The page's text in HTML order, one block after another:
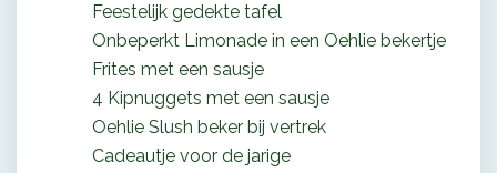
Feestelijk gedekte tafel
Onbeperkt Limonade in een Oehlie bekertje
Frites met een sausje
4 Kipnuggets met een sausje
Oehlie Slush beker bij vertrek
Cadeautje voor de jarige